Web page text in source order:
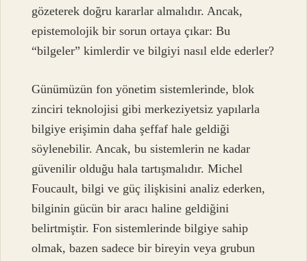
gözeterek doğru kararlar almalıdır. Ancak,
epistemolojik bir sorun ortaya çıkar: Bu
“bilgeler” kimlerdir ve bilgiyi nasıl elde ederler?
Günümüzün fon yönetim sistemlerinde, blok
zinciri teknolojisi gibi merkeziyetsiz yapılarla
bilgiye erişimin daha şeffaf hale geldiği
söylenebilir. Ancak, bu sistemlerin ne kadar
güvenilir olduğu hala tartışmalıdır. Michel
Foucault, bilgi ve güç ilişkisini analiz ederken,
bilginin gücün bir aracı haline geldiğini
belirtmiştir. Fon sistemlerinde bilgiye sahip
olmak, bazen sadece bir bireyin veya grubun